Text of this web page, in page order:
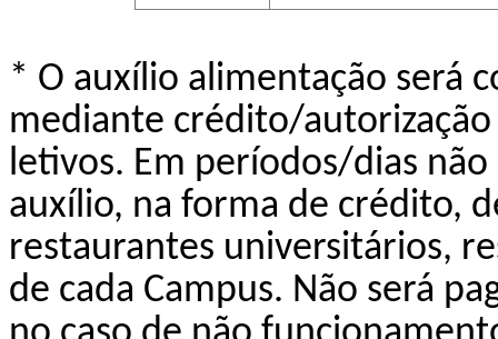
* O auxílio alimentação será
mediante crédito/
letivos. Em períodos/dias
auxílio, na forma de crédito,
restaurantes universitários,
de cada Campus. Não será